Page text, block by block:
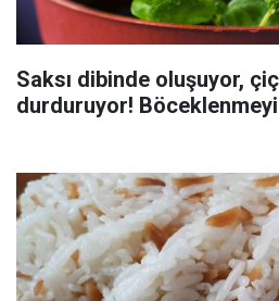
Saksı dibinde oluşuyor,
durduruyor!